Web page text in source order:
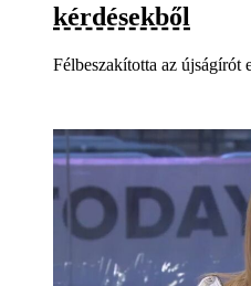
kérdésekből
Félbeszakította az újságírót